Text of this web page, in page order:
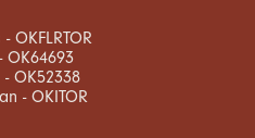
OKFLRTOR
OK64693
OK52338
- OKITOR